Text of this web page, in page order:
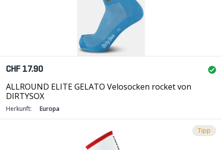
CHF 17.90
ALLROUND ELITE GELATO Velosocken rocket von
DIRTYSOX
Herkunft: Europa
Tipp